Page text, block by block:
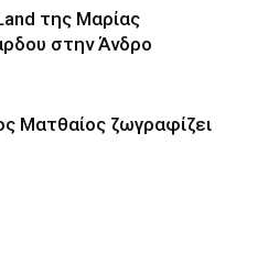
της Μαρίας
στην Άνδρο
Ματθαίος ζωγραφίζει